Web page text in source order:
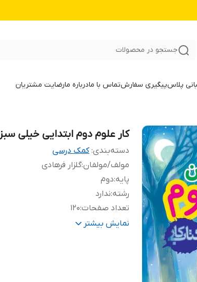
جستجو در محصولات
پلاسپیگیری سفارشتماس با مادرباره مارضایت مشتریان
کار علوم دوم ابتدایی خیلی سبز
دسته‌بندی:کمک درسی
مولف/مولفان:گلزار فرهادی
پایه:دوم
رشته:ندارد
تعداد صفحات:
120
سال انتشار:
1405نمایش بیشتر